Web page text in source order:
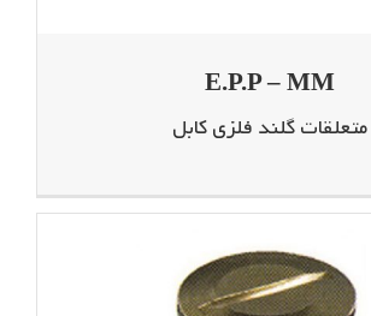
E.P.P – MM
متعلقات گلند فلزی کابل